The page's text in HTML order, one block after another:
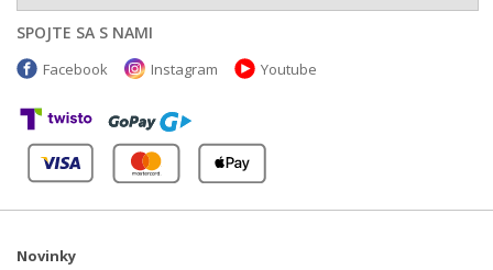
SPOJTE SA S NAMI
Facebook Instagram Youtube
Novinky